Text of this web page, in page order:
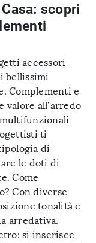
scopri
accessori
bellissimi
Complementi e
valore all’arredo
ti
di
le doti di
Come
Con diverse
tonalità e
arredativa.
si inserisce